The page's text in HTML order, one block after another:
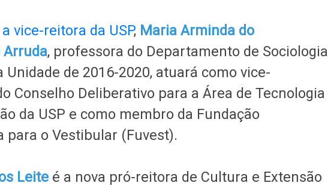
vice-reitora da USP, Maria Arminda do
Arruda, professora do Departamento de Sociologia
Unidade de 2016-2020, atuará como vice-
Conselho Deliberativo para a Área de Tecnologia
da USP e como membro da Fundação
para o Vestibular (Fuvest).
Leite é a nova pró-reitora de Cultura e Extensão